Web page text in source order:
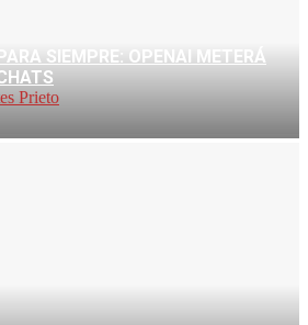
SIEMPRE: OPENAI METERÁ
Prieto